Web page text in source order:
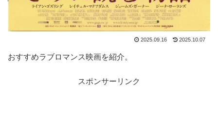
2025.09.16 2025.10.07
おすすめラブロマンス映画を紹介。
スポンサーリンク